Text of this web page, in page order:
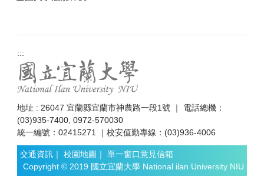
:::
地址 : 26047 宜蘭縣宜蘭市神農路一段1號 ｜ 電話總機：
(03)935-7400, 0972-570030
統一編號：02415271 ｜校安值勤專線：(03)936-4006
交通資訊 ｜ 校園地圖 ｜ 單一窗口意見信箱
Copyright © 2019 國立宜蘭大學 National ilan University NIU